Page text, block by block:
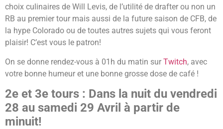
choix culinaires de Will Levis, de l’utilité de drafter ou non un
RB au premier tour mais aussi de la future saison de CFB, de
la hype Colorado ou de toutes autres sujets qui vous feront
plaisir! C’est vous le patron!
On se donne rendez-vous à 01h du matin sur Twitch, avec
votre bonne humeur et une bonne grosse dose de café !
2e et 3e tours : Dans la nuit du vendredi
28 au samedi 29 Avril à partir de
minuit!